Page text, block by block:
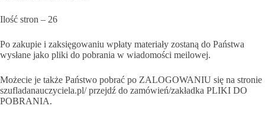
Ilość stron – 26
Po zakupie i zaksięgowaniu wpłaty materiały zostaną do Państwa
wysłane jako pliki do pobrania w wiadomości meilowej.
Możecie je także Państwo pobrać po ZALOGOWANIU się na stronie
szufladanauczyciela.pl/ przejdź do zamówień/zakładka PLIKI DO
POBRANIA.